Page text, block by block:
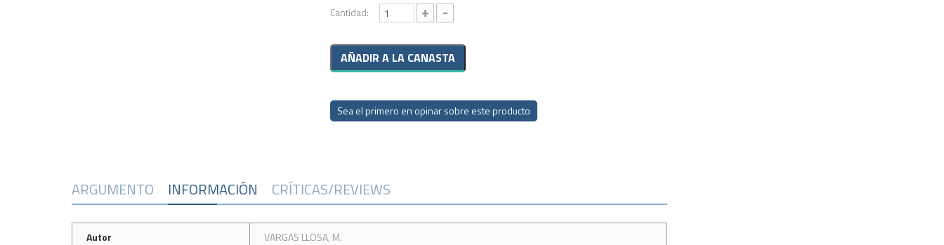
Cantidad: + -
Sea el primero en opinar sobre este producto
ARGUMENTO INFORMACIÓN CRÍTICAS/REVIEWS
Autor
VARGAS LLOSA, M.